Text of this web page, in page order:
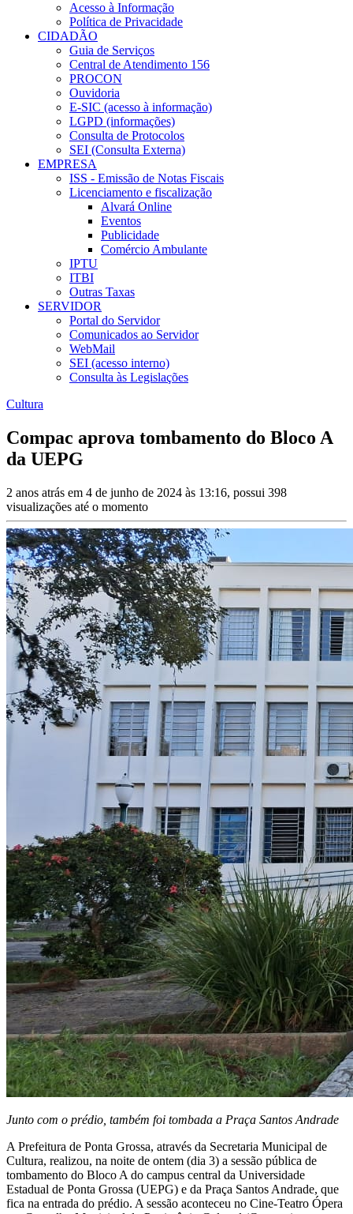
Acesso à Informação
Política de Privacidade
CIDADÃO
Guia de Serviços
Central de Atendimento 156
PROCON
Ouvidoria
E-SIC (acesso à informação)
LGPD (informações)
Consulta de Protocolos
SEI (Consulta Externa)
EMPRESA
ISS - Emissão de Notas Fiscais
Licenciamento e fiscalização
Alvará Online
Eventos
Publicidade
Comércio Ambulante
IPTU
ITBI
Outras Taxas
SERVIDOR
Portal do Servidor
Comunicados ao Servidor
WebMail
SEI (acesso interno)
Consulta às Legislações
Cultura
Compac aprova tombamento do Bloco A
da UEPG
2 anos atrás em 4 de junho de 2024 às 13:16, possui 398
visualizações até o momento
Junto com o prédio, também foi tombada a Praça Santos Andrade
A Prefeitura de Ponta Grossa, através da Secretaria Municipal de
Cultura, realizou, na noite de ontem (dia 3) a sessão pública de
tombamento do Bloco A do campus central da Universidade
Estadual de Ponta Grossa (UEPG) e da Praça Santos Andrade, que
fica na entrada do prédio. A sessão aconteceu no Cine-Teatro Ópera